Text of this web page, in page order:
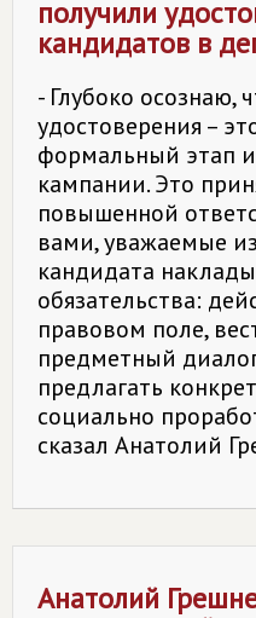
получили
кандидатов в
- Глубоко осознаю,
удостоверения –
формальный этап
кампании. Это
повышенной
вами, уважаемые
кандидата
обязательства:
правовом поле,
предметный
предлагать
социально
сказал Анатолий
Анатолий